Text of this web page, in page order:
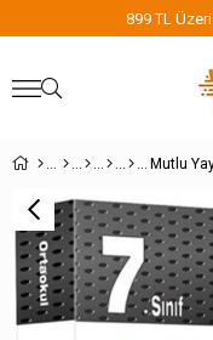
899 TL